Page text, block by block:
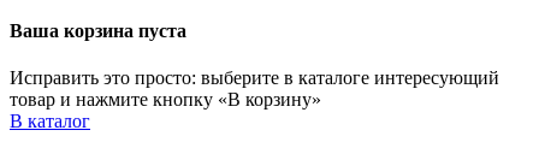
Ваша корзина пуста
Исправить это просто: выберите в каталоге интересующий
товар и нажмите кнопку «В корзину»
В каталог